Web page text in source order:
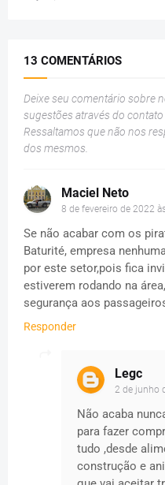
13 COMENTÁRIOS
Deixe seu comentário sobre
sugestões através do contato
Ressaltamos que não nos
dos mesmos.
Maciel Neto
8 de fevereiro de 2022
Se não acabar com os
Baturité, empresa
por este setor,pois fica
estiverem rodando na
segurança aos
Responder
Legc
2 de junho
Não acaba
para fazer
tudo ,desde
construção e